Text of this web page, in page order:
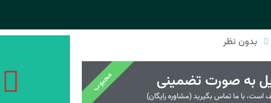
بدون نظر
به صورت تضمینی
با ما تماس بگیرید (مشاوره رایگان)
محبوب ورود به